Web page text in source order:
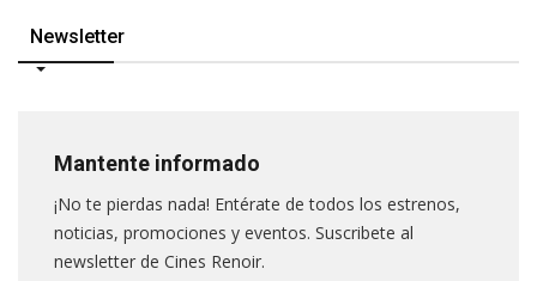
Newsletter
Mantente informado
¡No te pierdas nada! Entérate de todos los estrenos,
noticias, promociones y eventos. Suscribete al
newsletter de Cines Renoir.